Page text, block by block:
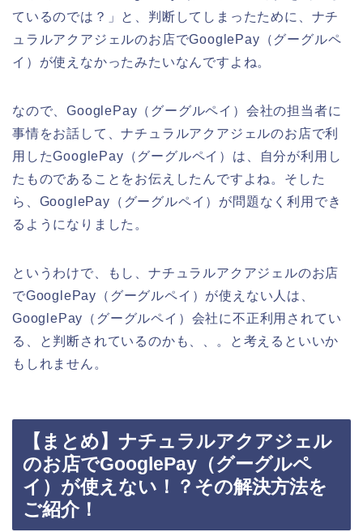
ているのでは？」と、判断してしまったために、ナチ
ュラルアクアジェルのお店でGooglePay（グーグルペ
イ）が使えなかったみたいなんですよね。
なので、GooglePay（グーグルペイ）会社の担当者に
事情をお話して、ナチュラルアクアジェルのお店で利
用したGooglePay（グーグルペイ）は、自分が利用し
たものであることをお伝えしたんですよね。そした
ら、GooglePay（グーグルペイ）が問題なく利用でき
るようになりました。
というわけで、もし、ナチュラルアクアジェルのお店
でGooglePay（グーグルペイ）が使えない人は、
GooglePay（グーグルペイ）会社に不正利用されてい
る、と判断されているのかも、、。と考えるといいか
もしれません。
【まとめ】ナチュラルアクアジェル
のお店でGooglePay（グーグルペ
イ）が使えない！？その解決方法を
ご紹介！